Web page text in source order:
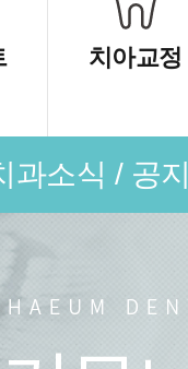
치아교정
과소식 / 공